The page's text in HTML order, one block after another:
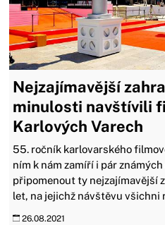
Nejzajímavější
minulosti navštívili
Karlových Varech
55. ročník karlovarského
ním k nám zamíří i pár
připomenout ty nejzajímavější
let, na jejichž návštěvu všichni
26.08.2021